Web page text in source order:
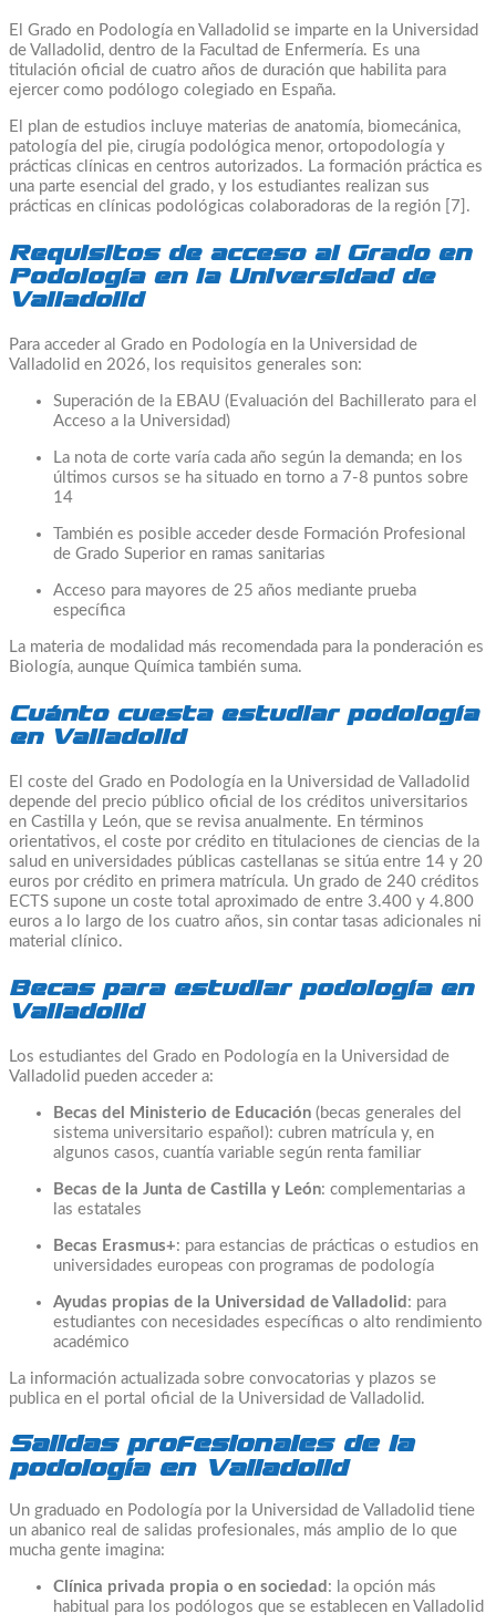
El Grado en Podología en Valladolid se imparte en la Universidad
de Valladolid, dentro de la Facultad de Enfermería. Es una
titulación oficial de cuatro años de duración que habilita para
ejercer como podólogo colegiado en España.
El plan de estudios incluye materias de anatomía, biomecánica,
patología del pie, cirugía podológica menor, ortopodología y
prácticas clínicas en centros autorizados. La formación práctica es
una parte esencial del grado, y los estudiantes realizan sus
prácticas en clínicas podológicas colaboradoras de la región [7].
Requisitos de acceso al Grado en
Podología en la Universidad de
Valladolid
Para acceder al Grado en Podología en la Universidad de
Valladolid en 2026, los requisitos generales son:
Superación de la EBAU (Evaluación del Bachillerato para el
Acceso a la Universidad)
La nota de corte varía cada año según la demanda; en los
últimos cursos se ha situado en torno a 7-8 puntos sobre
14
También es posible acceder desde Formación Profesional
de Grado Superior en ramas sanitarias
Acceso para mayores de 25 años mediante prueba
específica
La materia de modalidad más recomendada para la ponderación es
Biología, aunque Química también suma.
Cuánto cuesta estudiar podología
en Valladolid
El coste del Grado en Podología en la Universidad de Valladolid
depende del precio público oficial de los créditos universitarios
en Castilla y León, que se revisa anualmente. En términos
orientativos, el coste por crédito en titulaciones de ciencias de la
salud en universidades públicas castellanas se sitúa entre 14 y 20
euros por crédito en primera matrícula. Un grado de 240 créditos
ECTS supone un coste total aproximado de entre 3.400 y 4.800
euros a lo largo de los cuatro años, sin contar tasas adicionales ni
material clínico.
Becas para estudiar podología en
Valladolid
Los estudiantes del Grado en Podología en la Universidad de
Valladolid pueden acceder a:
Becas del Ministerio de Educación (becas generales del
sistema universitario español): cubren matrícula y, en
algunos casos, cuantía variable según renta familiar
Becas de la Junta de Castilla y León: complementarias a
las estatales
Becas Erasmus+: para estancias de prácticas o estudios en
universidades europeas con programas de podología
Ayudas propias de la Universidad de Valladolid : para
estudiantes con necesidades específicas o alto rendimiento
académico
La información actualizada sobre convocatorias y plazos se
publica en el portal oficial de la Universidad de Valladolid.
Salidas profesionales de la
podología en Valladolid
Un graduado en Podología por la Universidad de Valladolid tiene
un abanico real de salidas profesionales, más amplio de lo que
mucha gente imagina:
Clínica privada propia o en sociedad : la opción más
habitual para los podólogos que se establecen en Valladolid